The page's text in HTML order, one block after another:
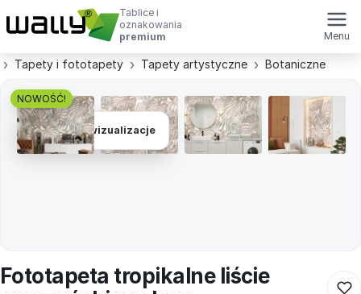
Tablice i
oznakowania
premium
Menu
Tapety i fototapety Tapety artystyczne Botaniczne
NOWOŚĆ!
Zobacz wizualizacje
Fototapeta tropikalne liście